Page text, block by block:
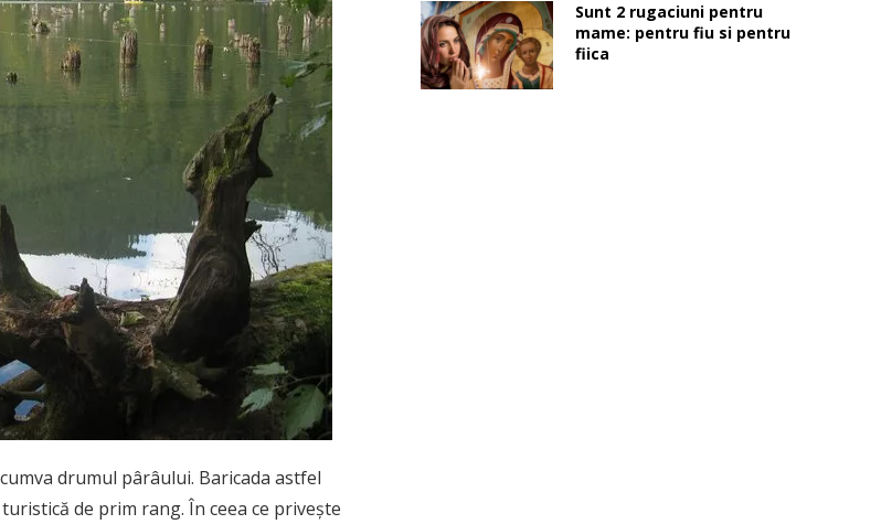
drumul pârâului. Baricada astfel
de prim rang. În ceea ce privește
Sunt 2 rugaciuni pentru
mame: pentru fiu si pentru
fiica